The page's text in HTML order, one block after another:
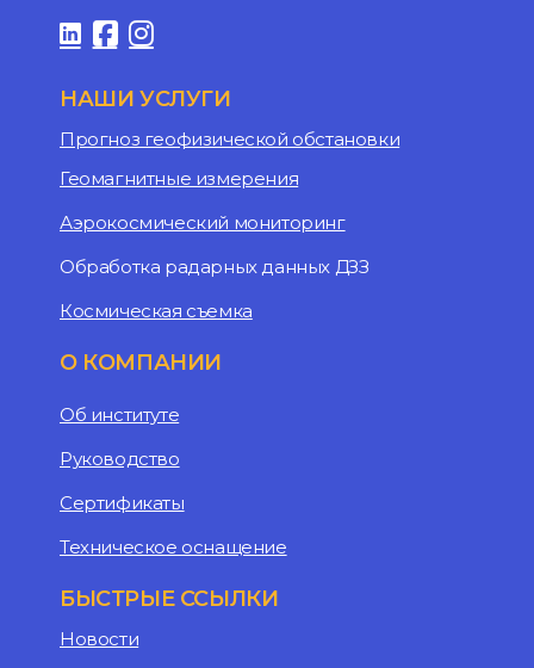
НАШИ УСЛУГИ
Прогноз геофизической обстановки
Геомагнитные измерения
Аэрокосмический мониторинг
Обработка радарных данных ДЗЗ
Космическая съемка
О КОМПАНИИ
Об институте
Руководство
Сертификаты
Техническое оснащение
БЫСТРЫЕ ССЫЛКИ
Новости